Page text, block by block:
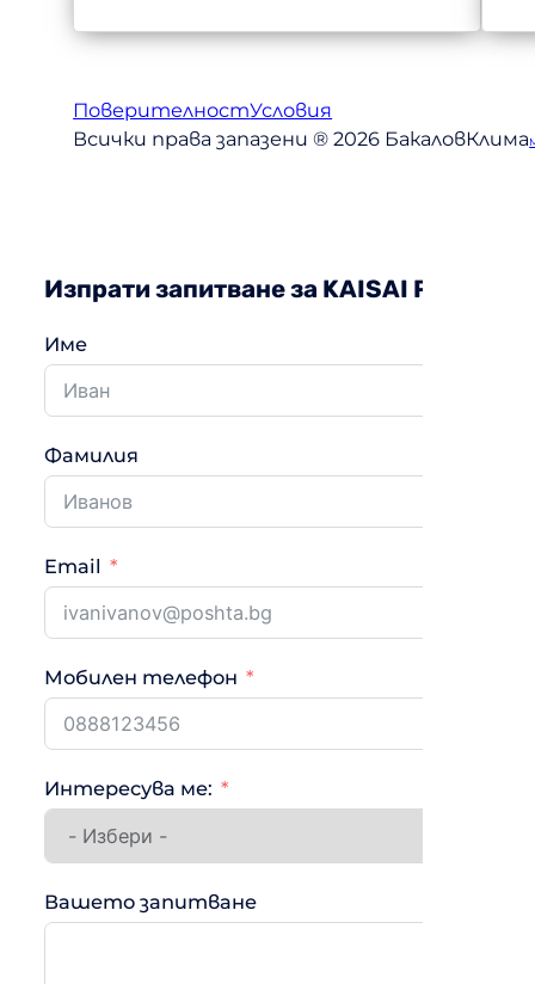
ПоверителностУсловия
Всички права запазени ® 2026 БакаловКлима
Изпрати запитване за KAISAI PRO
Име
Фамилия
Email
Мобилен телефон
Интересува ме:
Вашето запитване